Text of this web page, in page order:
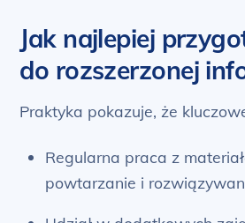
Jak najlepiej
do rozszerzonej
Praktyka pokazuje, że
Regularna praca z
powtarzanie i